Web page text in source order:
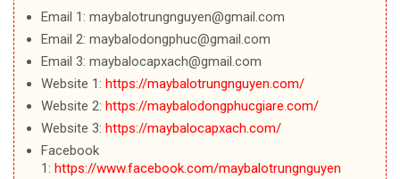
Email 1: maybalotrungnguyen@gmail.com
Email 2: maybalodongphuc@gmail.com
Email 3: maybalocapxach@gmail.com
Website 1: https://maybalotrungnguyen.com/
Website 2: https://maybalodongphucgiare.com/
Website 3: https://maybalocapxach.com/
Facebook
1: https://www.facebook.com/maybalotrungnguyen